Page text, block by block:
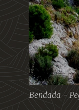
Bendada -